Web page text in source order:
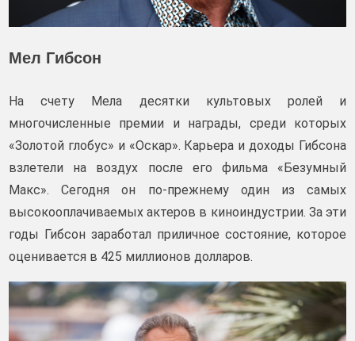
Мел Гибсон
На счету Мела десятки культовых ролей и
многочисленные премии и награды, среди которых
«Золотой глобус» и «Оскар». Карьера и доходы Гибсона
взлетели на воздух после его фильма «Безумный
Макс». Сегодня он по-прежнему один из самых
высокооплачиваемых актеров в киноиндустрии. За эти
годы Гибсон заработал приличное состояние, которое
оценивается в 425 миллионов долларов.